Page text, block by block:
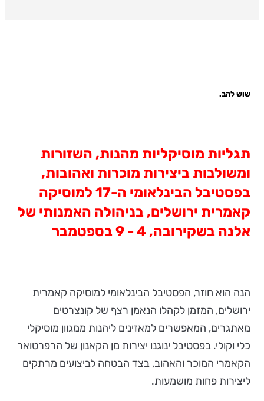
שוש להב.
תגליות מוסיקליות מהנות, השזורות
ומשולבות ביצירות מוכרות ואהובות,
בפסטיבל הבינלאומי ה-17 למוסיקה
קאמרית ירושלים, בניהולה האמנותי של
אלנה בשקירובה, 4 - 9 בספטמבר
הנה הוא חוזר, הפסטיבל הבינלאומי למוסיקה קאמרית
ירושלים, המזמן לקהלו הנאמן רצף של קונצרטים
מאתגרים, המאפשרים למאזינים ליהנות ממגוון מוסיקלי
כלי וקולי. בפסטיבל ינוגנו יצירות מן הקאנון של הרפרטואר
הקאמרי המוכר והאהוב, בצד הבטחה לביצועים מרתקים
ליצירות פחות מושמעות.